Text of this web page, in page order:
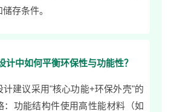
存条件。
计中如何平衡环保性与功能性？
计建议采用"核心功能+环保外壳"的
：功能结构件使用高性能材料（如